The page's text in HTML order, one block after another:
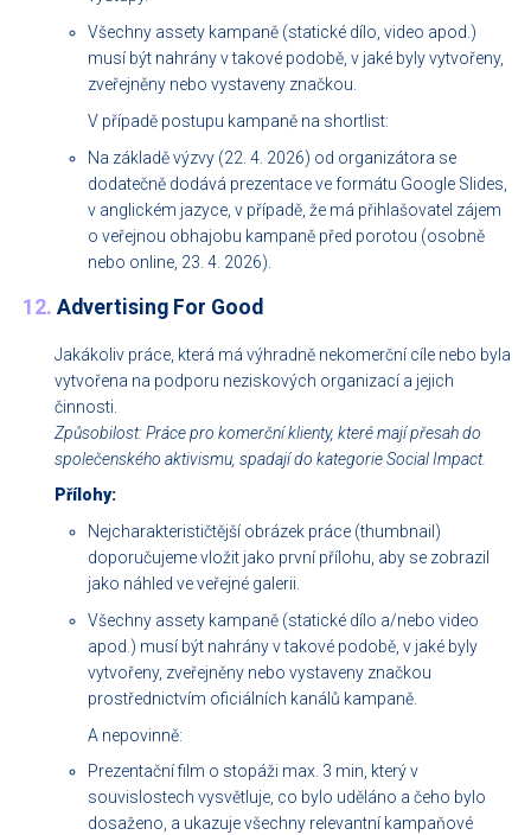
Všechny assety kampaně (statické dílo, video apod.)
musí být nahrány v takové podobě, v jaké byly vytvořeny,
zveřejněny nebo vystaveny značkou.
V případě postupu kampaně na shortlist:
Na základě výzvy (22. 4. 2026) od organizátora se
dodatečně dodává prezentace ve formátu Google Slides,
v anglickém jazyce, v případě, že má přihlašovatel zájem
o veřejnou obhajobu kampaně před porotou (osobně
nebo online, 23. 4. 2026).
12.Advertising For Good
Jakákoliv práce, která má výhradně nekomerční cíle nebo byla
vytvořena na podporu neziskových organizací a jejich
činnosti.
Způsobilost: Práce pro komerční klienty, které mají přesah do
společenského aktivismu, spadají do kategorie Social Impact.
Přílohy:
Nejcharakterističtější obrázek práce (thumbnail)
doporučujeme vložit jako první přílohu, aby se zobrazil
jako náhled ve veřejné galerii.
Všechny assety kampaně (statické dílo a/nebo video
apod.) musí být nahrány v takové podobě, v jaké byly
vytvořeny, zveřejněny nebo vystaveny značkou
prostřednictvím oficiálních kanálů kampaně.
A nepovinně:
Prezentační film o stopáži max. 3 min, který v
souvislostech vysvětluje, co bylo uděláno a čeho bylo
dosaženo, a ukazuje všechny relevantní kampaňové